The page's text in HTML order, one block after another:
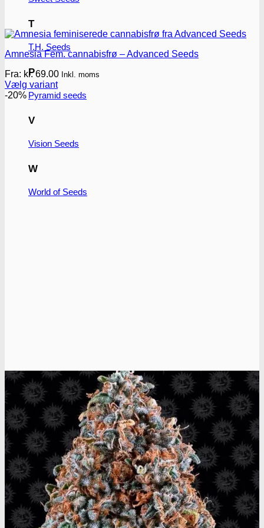
T
T.H. Seeds
P
Pyramid seeds
V
Vision Seeds
W
World of Seeds
Amnesia Fem. cannabisfrø – Advanced Seeds
Fra: kr.69.00 Inkl. moms
Vælg variant
Dette
Mulighederne
vælges
varesiden
-20%